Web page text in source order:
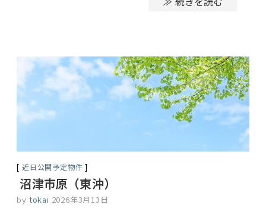
近日公開予定物件
沼津市原（東沖）
by tokai 2026年3月13日